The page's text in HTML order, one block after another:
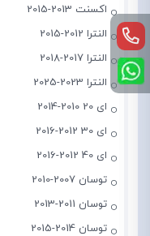
اکسنت 2013-2015
النترا 2012-2015
النترا 2017-2018
النترا 2023-2025
ای 20 2010-2014
ای 30 2012-2016
ای 40 2012-2016
توسان 2007-2010
توسان 2011-2013
توسان 2014-2015